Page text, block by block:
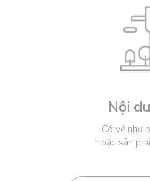
Nội
Có vẻ như
hoặc sản